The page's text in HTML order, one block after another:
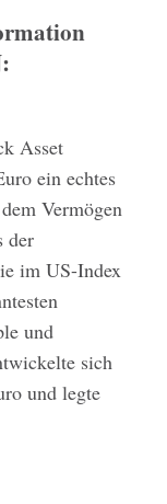
Asset
ein echtes
Vermögen
der
im US-Index
und
sich
und legte